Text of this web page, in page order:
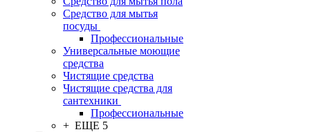
Средство для мытья
посуды
Профессиональные
Универсальные моющие
средства
Чистящие средства
Чистящие средства для
сантехники
Профессиональные
+ ЕЩЕ 5